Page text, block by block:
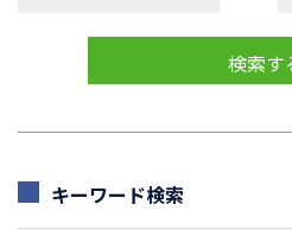
キーワード検索